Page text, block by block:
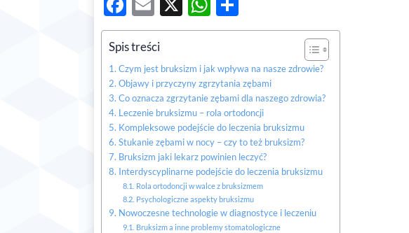
Spis treści
Czym jest bruksizm i jak wpływa na nasze zdrowie?
Objawy i przyczyny zgrzytania zębami
Co oznacza zgrzytanie zębami dla naszego zdrowia?
Leczenie bruksizmu – rola ortodoncji
Kompleksowe podejście do leczenia bruksizmu
Stukanie zębami w nocy – czy to też bruksizm?
Bruksizm jaki lekarz powinien leczyć?
Interdyscyplinarne podejście do leczenia bruksizmu
Rola ortodoncji w walce z bruksizmem
Psychologiczne aspekty bruksizmu
Nowoczesne technologie w diagnostyce i leczeniu
Bruksizm a inne problemy stomatologiczne